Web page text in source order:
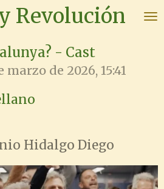
Revolución
- Cast
de 2026, 15:41
Hidalgo Diego